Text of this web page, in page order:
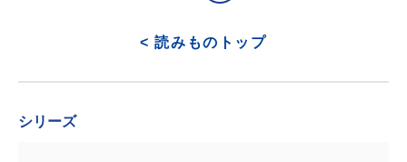
< 読みものトップ
シリーズ